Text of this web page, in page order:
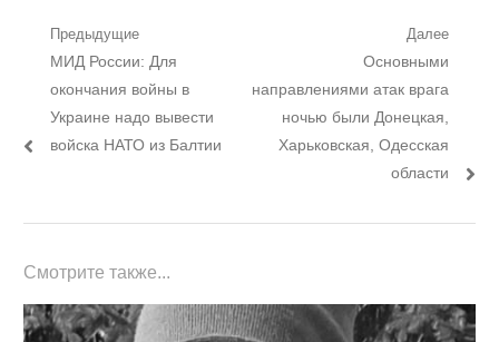
Навигация
записям
Предыдущие
Предыдущий
пост:
МИД России: Для
окончания войны в
Украине надо вывести
войска НАТО из Балтии
Далее
Следующий
пост:
Основными
направлениями атак врага
ночью были Донецкая,
Харьковская, Одесская
области
Смотрите также...